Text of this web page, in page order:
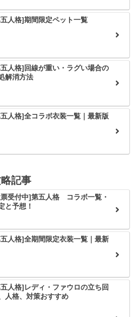
人格]期間限定ペット一覧
人格]回線が重い・ラグい場合の
解消方法
人格]全コラボ衣装一覧｜最新版
記事
受付中]第五人格 コラボ一覧・
と予想！
人格]全期間限定衣装一覧｜最新
人格]レディ・ファウロの立ち回
人格、対策おすすめ